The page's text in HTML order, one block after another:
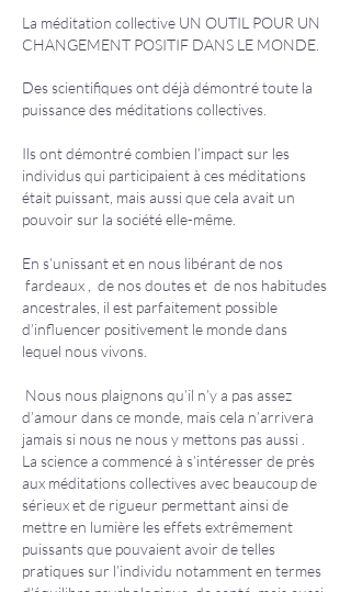
La méditation collective UN OUTIL POUR UN
CHANGEMENT POSITIF DANS LE MONDE.
Des scientifiques ont déjà démontré toute la
puissance des méditations collectives.
Ils ont démontré combien l’impact sur les
individus qui participaient à ces méditations
était puissant, mais aussi que cela avait un
pouvoir sur la société elle-même.
En s’unissant et en nous libérant de nos
fardeaux , de nos doutes et de nos habitudes
ancestrales, il est parfaitement possible
d’influencer positivement le monde dans
lequel nous vivons.
Nous nous plaignons qu’il n’y a pas assez
d’amour dans ce monde, mais cela n’arrivera
jamais si nous ne nous y mettons pas aussi .
La science a commencé à s’intéresser de près
aux méditations collectives avec beaucoup de
sérieux et de rigueur permettant ainsi de
mettre en lumière les effets extrêmement
puissants que pouvaient avoir de telles
pratiques sur l’individu notamment en termes